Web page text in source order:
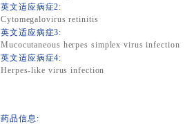
英文适应病症2:
Cytomegalovirus retinitis
英文适应病症3:
Mucocutaneous herpes simplex virus infection
英文适应病症4:
Herpes-like virus infection
药品信息: